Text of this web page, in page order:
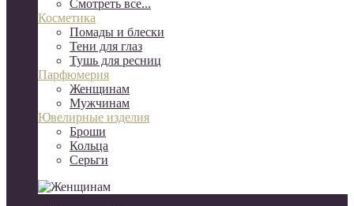
Смотреть все...
Косметика
Помады и блески
Тени для глаз
Тушь для ресниц
Парфюмерия
Женщинам
Мужчинам
Ювелирные изделия
Броши
Кольца
Серьги